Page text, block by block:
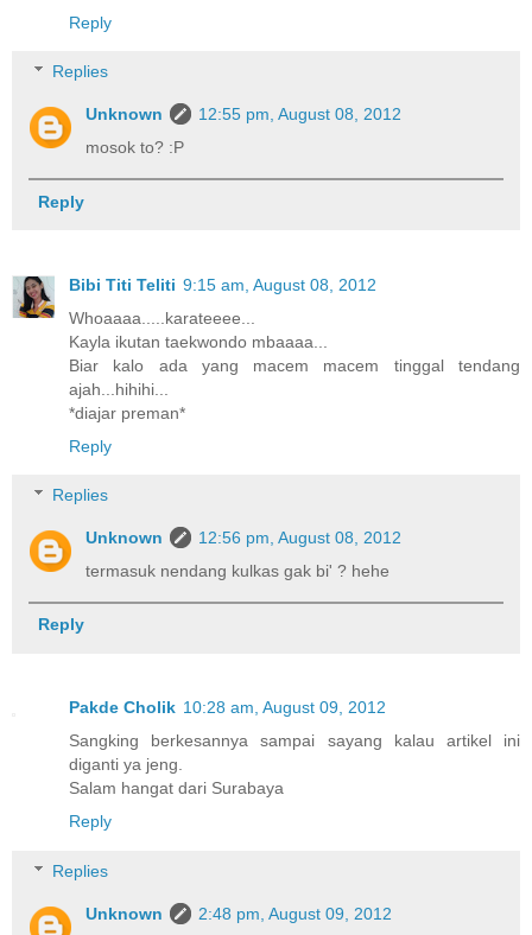
Reply
Replies
Unknown
12:55 pm, August 08, 2012
mosok to? :P
Reply
Bibi Titi Teliti 9:15 am, August 08, 2012
Whoaaaa.....karateeee...
Kayla ikutan taekwondo mbaaaa...
Biar kalo ada yang macem macem tinggal tendang
ajah...hihihi...
*diajar preman*
Reply
Replies
Unknown
12:56 pm, August 08, 2012
termasuk nendang kulkas gak bi' ? hehe
Reply
Pakde Cholik 10:28 am, August 09, 2012
Sangking berkesannya sampai sayang kalau artikel ini
diganti ya jeng.
Salam hangat dari Surabaya
Reply
Replies
Unknown 2:48 pm, August 09, 2012